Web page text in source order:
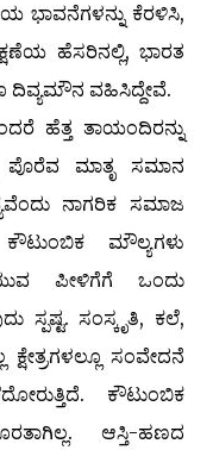
ಭಾವನೆಗಳನ್ನು ಕೆರಳಿಸಿ,
ಹೆಸರಿನಲ್ಲಿ, ಭಾರತ
ದಿವ್ಯಮೌನ ವಹಿಸಿದ್ದೇವೆ.
ತಾಯಂದಿರನ್ನು
ಪೊರೆವ ಮಾತೃ ಸಮಾನ
ನಾಗರಿಕ ಸಮಾಜ
ಕೌಟುಂಬಿಕ ಮೌಲ್ಯಗಳು
ಪೀಳಿಗೆಗೆ ಒಂದು
ಸ್ಪಷ್ಟ. ಸಂಸ್ಕೃತಿ, ಕಲೆ,
ಸಂವೇದನೆ
ಕೌಟುಂಬಿಕ
ಆಸ್ತಿ-ಹಣದ